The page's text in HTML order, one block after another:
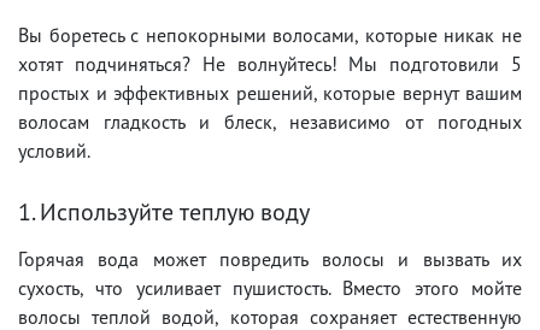
Вы боретесь с непокорными волосами, которые никак не
хотят подчиняться? Не волнуйтесь! Мы подготовили 5
простых и эффективных решений, которые вернут вашим
волосам гладкость и блеск, независимо от погодных
условий.
1. Используйте теплую воду
Горячая вода может повредить волосы и вызвать их
сухость, что усиливает пушистость. Вместо этого мойте
волосы теплой водой, которая сохраняет естественную